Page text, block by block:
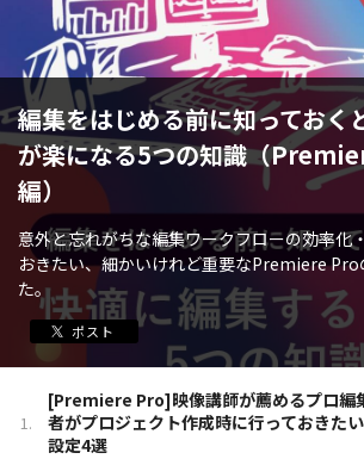
編集をはじめる前に知っておく
が楽になる5つの知識（
編）
意外と忘れがちな編集ワークフローの効率化
おきたい、細かいけれど重要なPremiere Pro
た。
ポスト
[Premiere Pro]映像講師が薦めるプロ編
者がプロジェクト作成時に行っておきたい
設定4選